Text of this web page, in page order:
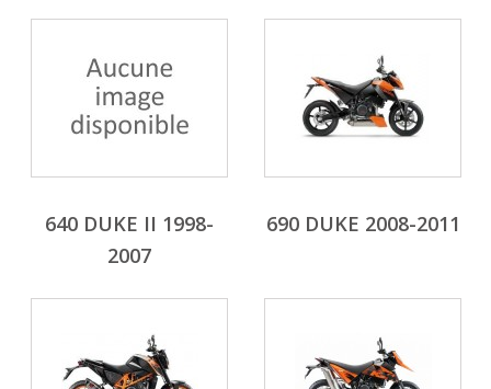
640 DUKE II 1998-
2007
690 DUKE 2008-2011